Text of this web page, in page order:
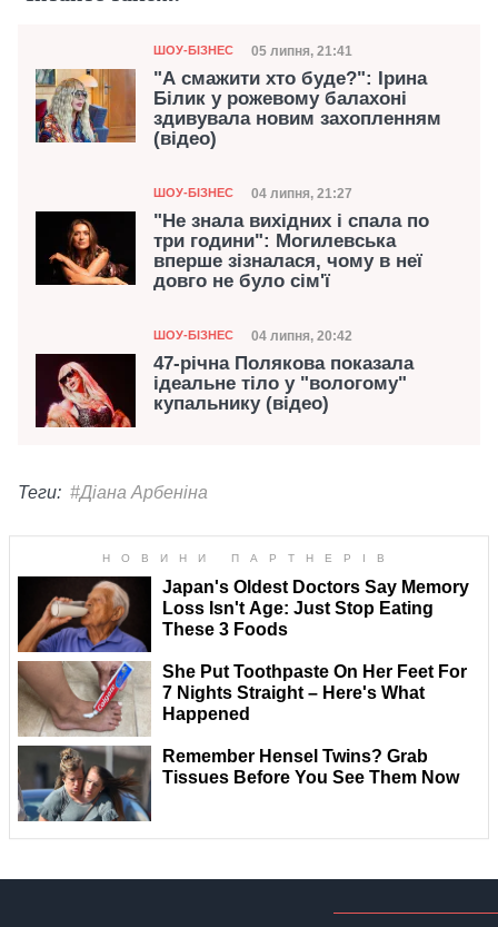
Категорія
ШОУ-БІЗНЕС Дата публікації
05 липня, 21:41
"А смажити хто буде?": Ірина
Білик у рожевому балахоні
здивувала новим захопленням
(відео)
Категорія
ШОУ-БІЗНЕС Дата публікації
04 липня, 21:27
"Не знала вихідних і спала по
три години": Могилевська
вперше зізналася, чому в неї
довго не було сім'ї
Категорія
ШОУ-БІЗНЕС Дата публікації
04 липня, 20:42
47-річна Полякова показала
ідеальне тіло у "вологому"
купальнику (відео)
Теги: #Діана Арбеніна